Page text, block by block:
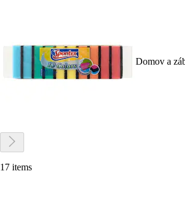
Domov a
17 items